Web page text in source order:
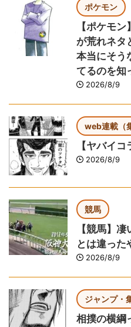
ポケモン
【ポケモ
が荒れネタ
本当にそう
てるのを知
2026/8/9
web連載（
【ヤバイ
2026/8/9
競馬
【競馬】
とは違った
2026/8/9
ジャンプ・
相撲の横綱